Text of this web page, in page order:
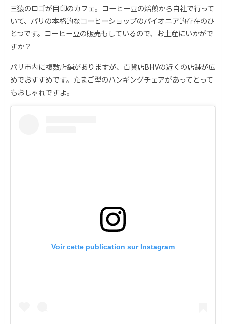
三猿のロゴが目印のカフェ。コーヒー豆の焙煎から自社で行って
いて、パリの本格的なコーヒーショップのパイオニア的存在のひ
とつです。コーヒー豆の販売もしているので、お土産にいかがで
すか？
パリ市内に複数店舗がありますが、百貨店BHVの近くの店舗が広
めでおすすめです。たまご型のハンギングチェアがあってとって
もおしゃれですよ。
Voir cette publication sur Instagram